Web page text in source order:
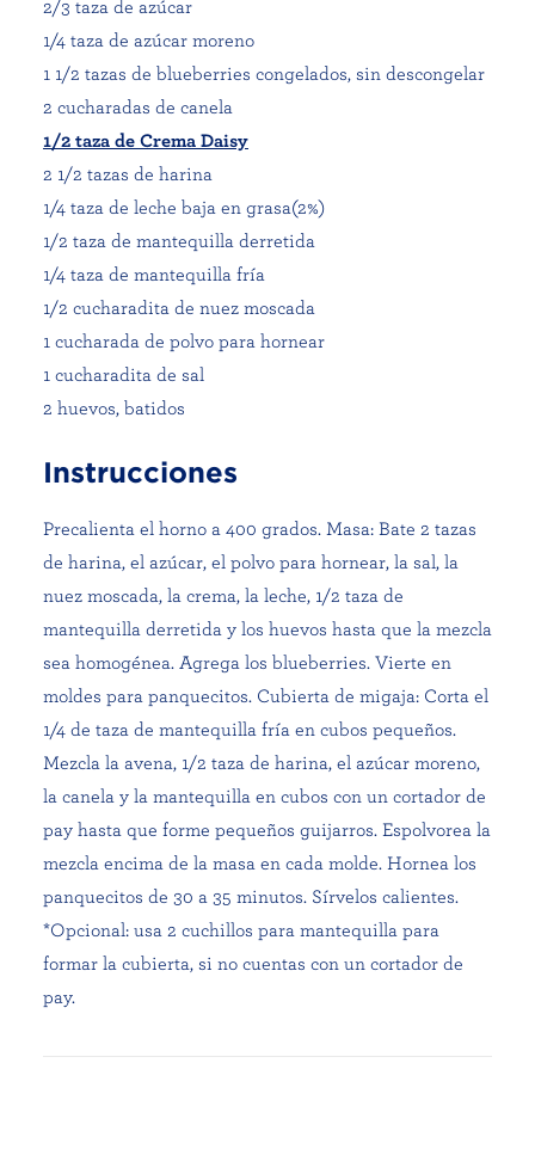
2/3 taza de azúcar
1/4 taza de azúcar moreno
1 1/2 tazas de blueberries congelados, sin descongelar
2 cucharadas de canela
1/2 taza de Crema Daisy
2 1/2 tazas de harina
1/4 taza de leche baja en grasa(2%)
1/2 taza de mantequilla derretida
1/4 taza de mantequilla fría
1/2 cucharadita de nuez moscada
1 cucharada de polvo para hornear
1 cucharadita de sal
2 huevos, batidos
Instrucciones
Precalienta el horno a 400 grados. Masa: Bate 2 tazas
de harina, el azúcar, el polvo para hornear, la sal, la
nuez moscada, la crema, la leche, 1/2 taza de
mantequilla derretida y los huevos hasta que la mezcla
sea homogénea. Agrega los blueberries. Vierte en
moldes para panquecitos. Cubierta de migaja: Corta el
1/4 de taza de mantequilla fría en cubos pequeños.
Mezcla la avena, 1/2 taza de harina, el azúcar moreno,
la canela y la mantequilla en cubos con un cortador de
pay hasta que forme pequeños guijarros. Espolvorea la
mezcla encima de la masa en cada molde. Hornea los
panquecitos de 30 a 35 minutos. Sírvelos calientes.
*Opcional: usa 2 cuchillos para mantequilla para
formar la cubierta, si no cuentas con un cortador de
pay.